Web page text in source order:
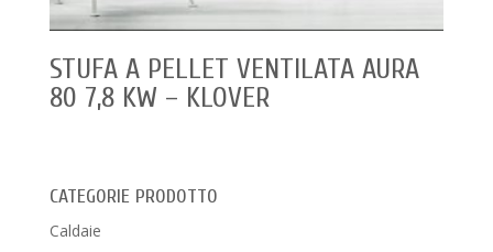
STUFA A PELLET VENTILATA AURA
80 7,8 KW – KLOVER
CATEGORIE PRODOTTO
Caldaie